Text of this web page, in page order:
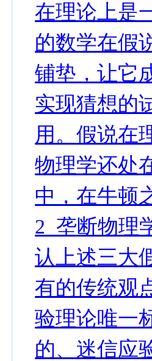
在理论上是
的数学在假
铺垫，让它
实现猜想的
用。假说在
物理学还处
中，在牛顿
2 垄断物理
认上述三大
有的传统观
验理论唯一
的、迷信应